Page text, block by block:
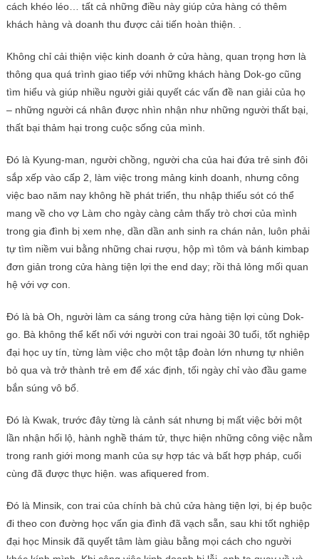
cách khéo léo… tất cả những điều này giúp cửa hàng có thêm
khách hàng và doanh thu được cải tiến hoàn thiện. .
Không chỉ cải thiện việc kinh doanh ở cửa hàng, quan trọng hơn là
thông qua quá trình giao tiếp với những khách hàng Dok-go cũng
tìm hiểu và giúp nhiều người giải quyết các vấn đề nan giải của họ
– những người cá nhân được nhìn nhận như những người thất bại,
thất bại thảm hại trong cuộc sống của mình.
Đó là Kyung-man, người chồng, người cha của hai đứa trẻ sinh đôi
sắp xếp vào cấp 2, làm việc trong mảng kinh doanh, nhưng công
việc bao năm nay không hề phát triển, thu nhập thiếu sót có thể
mang về cho vợ Làm cho ngày càng cảm thấy trò chơi của mình
trong gia đình bị xem nhẹ, dần dần anh sinh ra chán nản, luôn phải
tự tìm niềm vui bằng những chai rượu, hộp mì tôm và bánh kimbap
đơn giản trong cửa hàng tiện lợi the end day; rồi thả lỏng mối quan
hệ với vợ con.
Đó là bà Oh, người làm ca sáng trong cửa hàng tiện lợi cùng Dok-
go. Bà không thể kết nối với người con trai ngoài 30 tuổi, tốt nghiệp
đại học uy tín, từng làm việc cho một tập đoàn lớn nhưng tự nhiên
bỏ qua và trở thành trẻ em để xác định, tối ngày chỉ vào đầu game
bắn súng vô bổ.
Đó là Kwak, trước đây từng là cảnh sát nhưng bị mất việc bởi một
lần nhận hối lộ, hành nghề thám tử, thực hiện những công việc nằm
trong ranh giới mong manh của sự hợp tác và bất hợp pháp, cuối
cùng đã được thực hiện. was afiquered from.
Đó là Minsik, con trai của chính bà chủ cửa hàng tiện lợi, bị ép buộc
đi theo con đường học vấn gia đình đã vạch sẵn, sau khi tốt nghiệp
đại học Minsik đã quyết tâm làm giàu bằng mọi cách cho người